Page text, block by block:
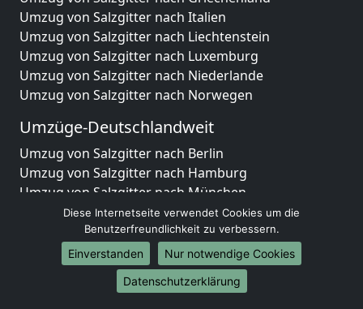
Umzug von Salzgitter nach Italien
Umzug von Salzgitter nach Liechtenstein
Umzug von Salzgitter nach Luxemburg
Umzug von Salzgitter nach Niederlande
Umzug von Salzgitter nach Norwegen
Umzüge-Deutschlandweit
Umzug von Salzgitter nach Berlin
Umzug von Salzgitter nach Hamburg
Umzug von Salzgitter nach München
Umzug von Salzgitter nach Köln
Umzug von Salzgitter nach Frankfurt am Main
Umzug von Salzgitter nach Stuttgart
Umzug von Salzgitter nach Düsseldorf
Umzug von Salzgitter nach Leipzig
Diese Internetseite verwendet Cookies um die
Benutzerfreundlichkeit zu verbessern.
Einverstanden
Nur notwendige Cookies
Datenschutzerklärung